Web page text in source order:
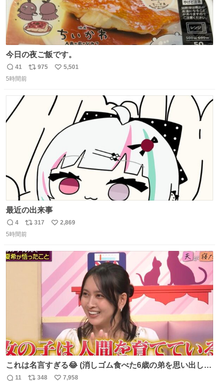
今日の夜ご飯です。
返
信
41
リ
975
い
数
5,501
5時間前
最近の出来事
返
信
4
リ
ポ
ト
317
い
数
2,869
5時間前
これは名言すぎる😂 (消しゴム食べた6歳の弟を思い出しな
がら)
11 348 7,958